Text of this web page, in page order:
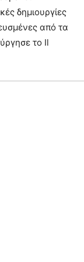
δημιουργίες
από τα
το Il